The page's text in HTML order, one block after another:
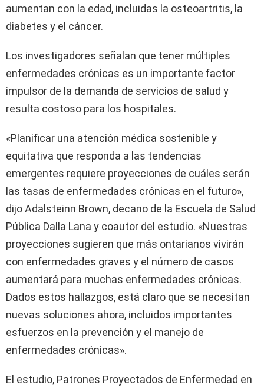
aumentan con la edad, incluidas la osteoartritis, la
diabetes y el cáncer.
Los investigadores señalan que tener múltiples
enfermedades crónicas es un importante factor
impulsor de la demanda de servicios de salud y
resulta costoso para los hospitales.
«Planificar una atención médica sostenible y
equitativa que responda a las tendencias
emergentes requiere proyecciones de cuáles serán
las tasas de enfermedades crónicas en el futuro»,
dijo Adalsteinn Brown, decano de la Escuela de Salud
Pública Dalla Lana y coautor del estudio. «Nuestras
proyecciones sugieren que más ontarianos vivirán
con enfermedades graves y el número de casos
aumentará para muchas enfermedades crónicas.
Dados estos hallazgos, está claro que se necesitan
nuevas soluciones ahora, incluidos importantes
esfuerzos en la prevención y el manejo de
enfermedades crónicas».
El estudio, Patrones Proyectados de Enfermedad en